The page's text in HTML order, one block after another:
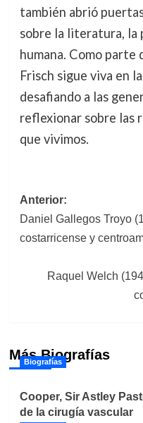
también abrió
sobre la literatura, la
humana. Como parte
Frisch sigue viva en
desafiando a las
reflexionar sobre las
que vivimos.
Navegación
de
Anterior:
Daniel Gallegos Troyo
costarricense y
Raquel Welch
Más Biografías
Biografías
Cooper, Sir Astley
de la cirugía vascular